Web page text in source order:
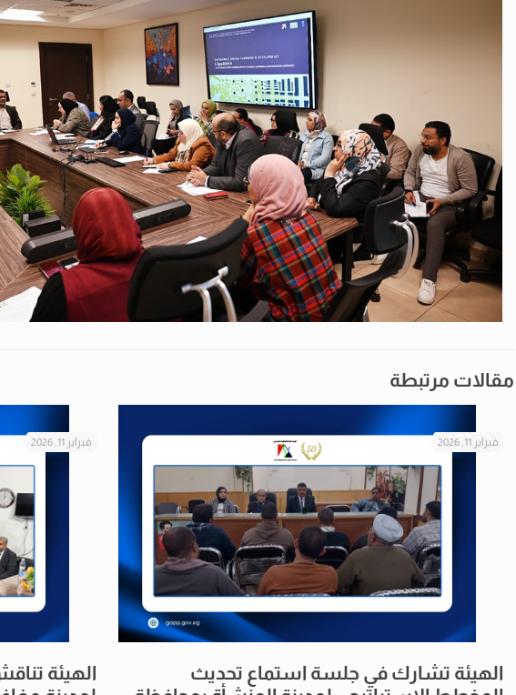
مقالات مرتبطة
فبراير 11, 2026
الهيئة تشارك في جلسة استماع تحديث
فبراير 11, 2026
الهيئة